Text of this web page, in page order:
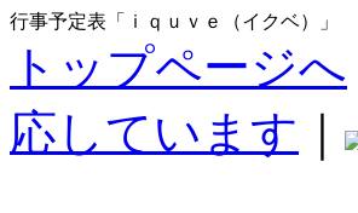
行事予定表「ｉｑｕｖｅ（イクベ）」
トップページへ
応しています